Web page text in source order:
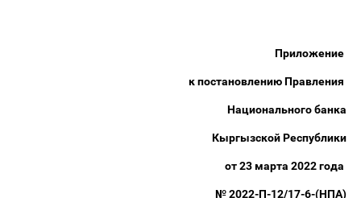
Приложение
к постановлению Правления
Национального банка
Кыргызской Республики
от 23 марта 2022 года
№ 2022-П-12/17-6-(НПА)